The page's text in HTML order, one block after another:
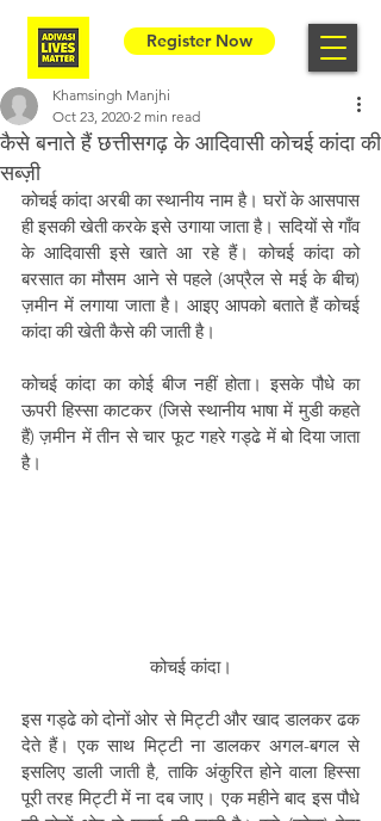
Register Now
कैसे बनाते हैं छत्तीसगढ़ के आदिवासी कोचई कांदा की
सब्ज़ी
Khamsingh Manjhi
Oct 23, 2020 2 min read
कोचई कांदा अरबी का स्थानीय नाम है। घरों के आसपास
ही इसकी खेती करके इसे उगाया जाता है। सदियों से गाँव
के आदिवासी इसे खाते आ रहे हैं। कोचई कांदा को
बरसात का मौसम आने से पहले (अप्रैल से मई के बीच)
ज़मीन में लगाया जाता है। आइए आपको बताते हैं कोचई
कांदा की खेती कैसे की जाती है।
कोचई कांदा का कोई बीज नहीं होता। इसके पौधे का
ऊपरी हिस्सा काटकर (जिसे स्थानीय भाषा में मुडी कहते
हैं) ज़मीन में तीन से चार फूट गहरे गड्ढे में बो दिया जाता
है।
कोचई कांदा।
इस गड्ढे को दोनों ओर से मिट्टी और खाद डालकर ढक
देते हैं। एक साथ मिट्टी ना डालकर अगल-बगल से
इसलिए डाली जाती है, ताकि अंकुरित होने वाला हिस्सा
पूरी तरह मिट्टी में ना दब जाए। एक महीने बाद इस पौधे